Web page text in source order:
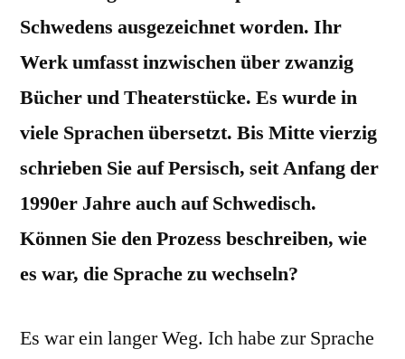
Schwedens ausgezeichnet worden. Ihr
Werk umfasst inzwischen über zwanzig
Bücher und Theaterstücke. Es wurde in
viele Sprachen übersetzt. Bis Mitte vierzig
schrieben Sie auf Persisch, seit Anfang der
1990er Jahre auch auf Schwedisch.
Können Sie den Prozess beschreiben, wie
es war, die Sprache zu wechseln?
Es war ein langer Weg. Ich habe zur Sprache